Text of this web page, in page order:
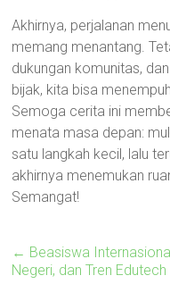
Akhirnya, perjalanan
memang menantang.
dukungan komunitas,
bijak, kita bisa
Semoga cerita ini
menata masa depan:
satu langkah kecil, lalu
akhirnya menemukan
Semangat!
← Beasiswa
Negeri, dan Tren Edutech